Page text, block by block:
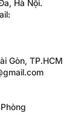
Hà Nội.
Gòn, TP.HCM